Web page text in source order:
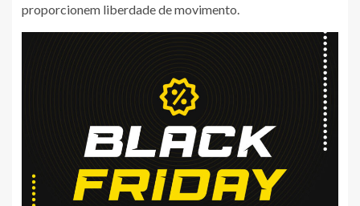
proporcionem liberdade de movimento.